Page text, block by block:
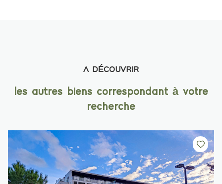
A DÉCOUVRIR
les autres biens correspondant à votre
recherche